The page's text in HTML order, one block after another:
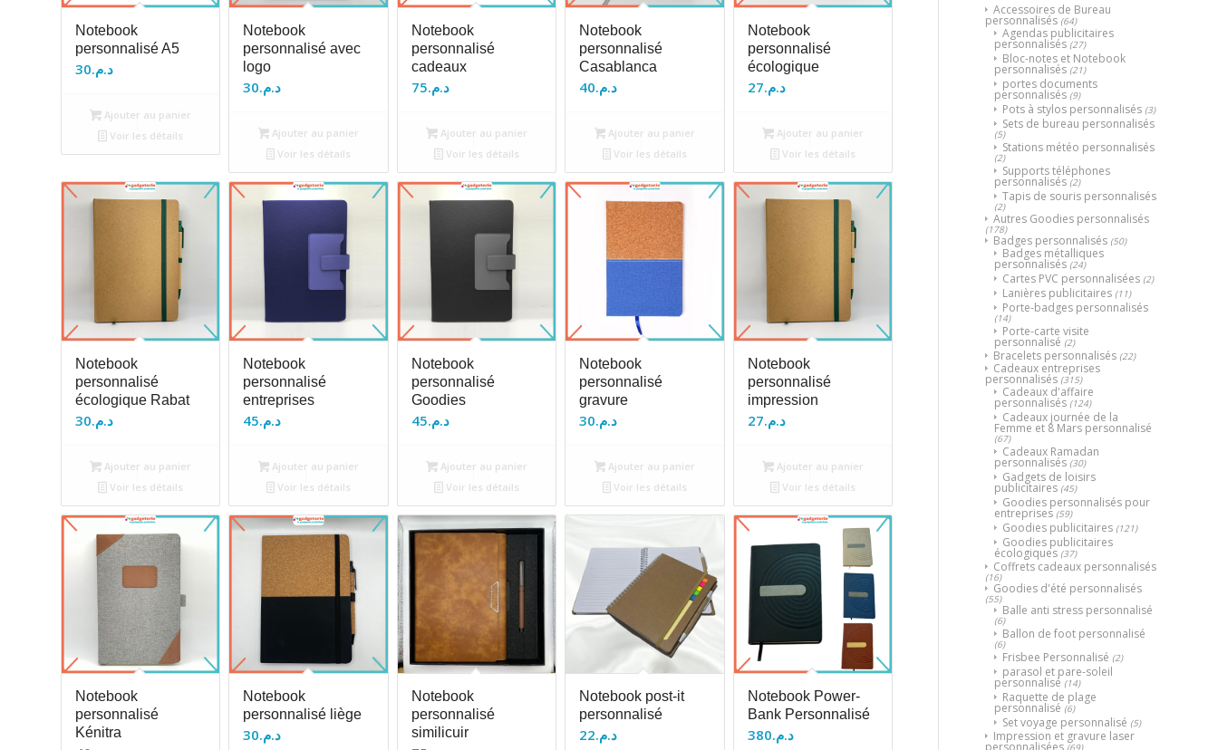
Notebook
personnalisé A5
د.م.30
Ajouter au panier
Voir les détails
Notebook
personnalisé avec
logo
د.م.30
Ajouter au panier
Voir les détails
Notebook
personnalisé
cadeaux
د.م.75
Ajouter au panier
Voir les détails
Notebook
personnalisé
Casablanca
د.م.40
Ajouter au panier
Voir les détails
Notebook
personnalisé
écologique
د.م.27
Ajouter au panier
Voir les détails
Notebook
personnalisé
écologique Rabat
د.م.30
Ajouter au panier
Voir les détails
Notebook
personnalisé
entreprises
د.م.45
Ajouter au panier
Voir les détails
Notebook
personnalisé
Goodies
د.م.45
Ajouter au panier
Voir les détails
Notebook
personnalisé
gravure
د.م.30
Ajouter au panier
Voir les détails
Notebook
personnalisé
impression
د.م.27
Ajouter au panier
Voir les détails
Notebook
personnalisé
Kénitra
Notebook
personnalisé liège
د.م.30
Notebook
personnalisé
similicuir
Notebook post-it
personnalisé
د.م.22
Notebook Power-
Bank Personnalisé
د.م.380
Accessoires de Bureau
personnalisés (64)
Agendas publicitaires
personnalisés (27)
Bloc-notes et Notebook
personnalisés (21)
portes documents
personnalisés (9)
Pots à stylos personnalisés (3)
Sets de bureau personnalisés
(5)
Stations météo personnalisés
(2)
Supports téléphones
personnalisés (2)
Tapis de souris personnalisés
(2)
Autres Goodies personnalisés
(178)
Badges personnalisés (50)
Badges métalliques
personnalisés (24)
Cartes PVC personnalisées (2)
Lanières publicitaires (11)
Porte-badges personnalisés
(14)
Porte-carte visite
personnalisé (2)
Bracelets personnalisés (22)
Cadeaux entreprises
personnalisés (315)
Cadeaux d'affaire
personnalisés (124)
Cadeaux journée de la
Femme et 8 Mars personnalisé
(67)
Cadeaux Ramadan
personnalisés (30)
Gadgets de loisirs
publicitaires (45)
Goodies personnalisés pour
entreprises (59)
Goodies publicitaires (121)
Goodies publicitaires
écologiques (37)
Coffrets cadeaux personnalisés
(16)
Goodies d'été personnalisés
(55)
Balle anti stress personnalisé
(6)
Ballon de foot personnalisé
(6)
Frisbee Personnalisé (2)
parasol et pare-soleil
personnalisé (14)
Raquette de plage
personnalisé (6)
Set voyage personnalisé (5)
Impression et gravure laser
personnalisées (69)